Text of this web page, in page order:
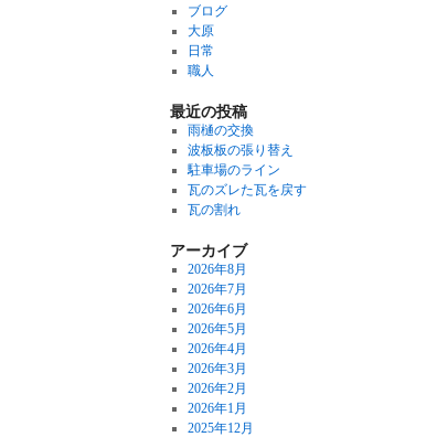
ブログ
大原
日常
職人
最近の投稿
雨樋の交換
波板板の張り替え
駐車場のライン
瓦のズレた瓦を戻す
瓦の割れ
アーカイブ
2026年8月
2026年7月
2026年6月
2026年5月
2026年4月
2026年3月
2026年2月
2026年1月
2025年12月